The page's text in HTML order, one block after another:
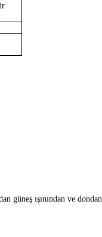
güneş ışınından ve